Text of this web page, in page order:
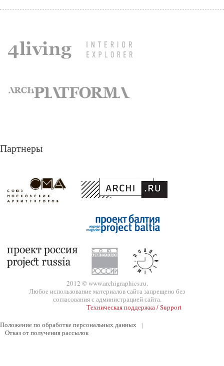
Партнеры
2012 © www.archigraphics.ru.
Любое использование материалов сайта запрещено без
согласования с администрацией сайта.
Техническая поддержка / Support
Положение по обработке персональных данных
|
Отказ от получения рассылок